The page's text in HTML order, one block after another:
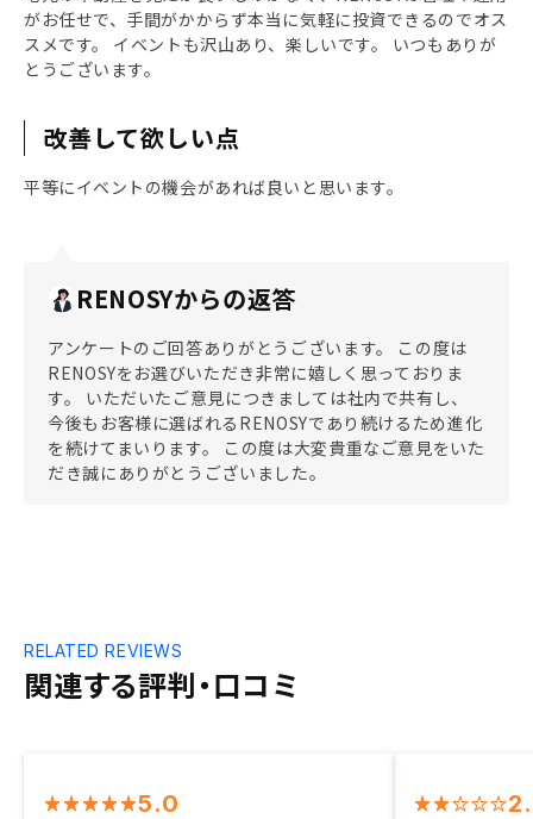
がお任せで、手間がかからず本当に気軽に投資できるのでオス
スメです。 イベントも沢山あり、楽しいです。 いつもありが
とうございます。
改善して欲しい点
平等にイベントの機会があれば良いと思います。
RENOSYからの返答
アンケートのご回答ありがとうございます。 この度は
RENOSYをお選びいただき非常に嬉しく思っておりま
す。 いただいたご意見につきましては社内で共有し、
今後もお客様に選ばれるRENOSYであり続けるため進化
を続けてまいります。 この度は大変貴重なご意見をいた
だき誠にありがとうございました。
関連する評判・口コミ
RELATED REVIEWS
5.0